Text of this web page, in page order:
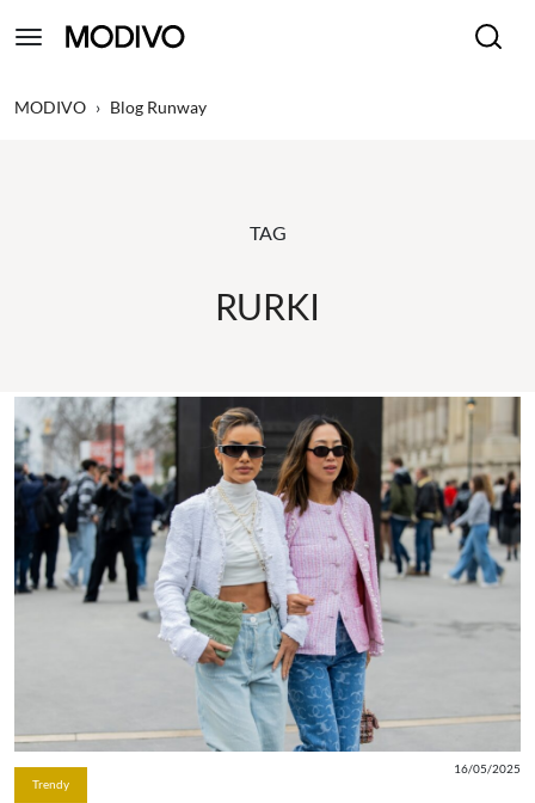
MODIVO › Blog Runway
TAG
RURKI
Trendy
16/05/2025